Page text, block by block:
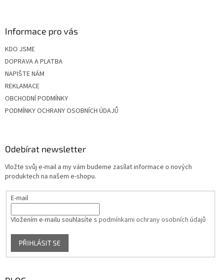
Informace pro vás
KDO JSME
DOPRAVA A PLATBA
NAPIŠTE NÁM
REKLAMACE
OBCHODNÍ PODMÍNKY
PODMÍNKY OCHRANY OSOBNÍCH ÚDAJŮ
Odebírat newsletter
Vložte svůj e-mail a my vám budeme zasílat informace o nových
produktech na našem e-shopu.
E-mail
Vložením e-mailu souhlasíte s podmínkami ochrany osobních údajů
PŘIHLÁSIT SE